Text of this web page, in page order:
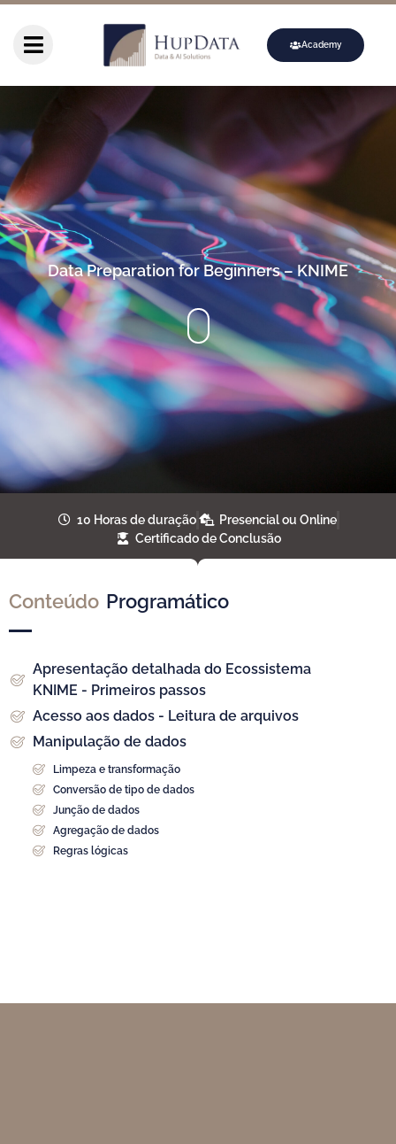
Academy
Data Preparation for Beginners – KNIME
10 Horas de duração
Presencial ou Online
Certificado de Conclusão
Conteúdo Programático
Apresentação detalhada do Ecossistema
KNIME​ - Primeiros passos
Acesso aos dados - Leitura de arquivos
Manipulação de dados
Limpeza e transformação
Conversão de tipo de dados
Junção de dados
Agregação de dados
Regras lógicas